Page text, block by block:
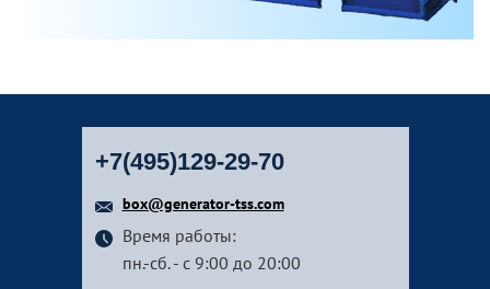
+7(495)129-29-70
box@generator-tss.com
Время работы:
пн.-сб. - с 9:00 до 20:00